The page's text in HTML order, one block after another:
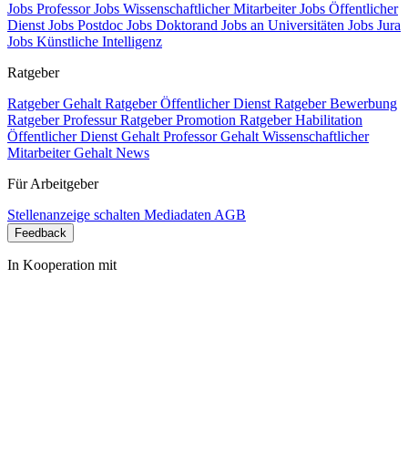
Jobs ProfessorJobs Wissenschaftlicher MitarbeiterJobs Öffentlicher
Dienst Jobs Postdoc Jobs Doktorand Jobs an Universitäten Jobs Jura
Jobs Künstliche Intelligenz
Ratgeber
Ratgeber Gehalt Ratgeber Öffentlicher Dienst Ratgeber Bewerbung
Ratgeber ProfessurRatgeber Promotion Ratgeber Habilitation
Öffentlicher Dienst Gehalt Professor Gehalt Wissenschaftlicher
Mitarbeiter Gehalt News
Für Arbeitgeber
Stellenanzeige schalten Mediadaten AGB
Feedback
In Kooperation mit